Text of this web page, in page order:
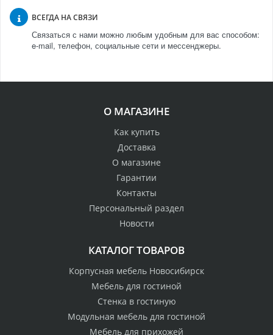
ВСЕГДА НА СВЯЗИ
Связаться с нами можно любым удобным для вас способом:
e-mail, телефон, социальные сети и мессенджеры.
О МАГАЗИНЕ
Как купить
Доставка
О магазине
Гарантии
Контакты
Персональный раздел
Новости
КАТАЛОГ ТОВАРОВ
Корпусная мебель Новосибирск
Мебель для гостиной
Стенка в гостиную
Модульная мебель для гостиной
Мебель для прихожей